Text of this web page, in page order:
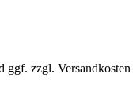
zzgl. Versandkosten